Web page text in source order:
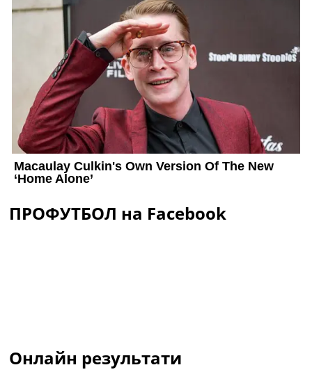
ПРОФУТБОЛ на Facebook
Онлайн результати